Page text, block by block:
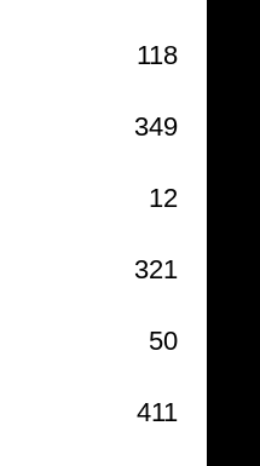
118
349
12
321
50
411